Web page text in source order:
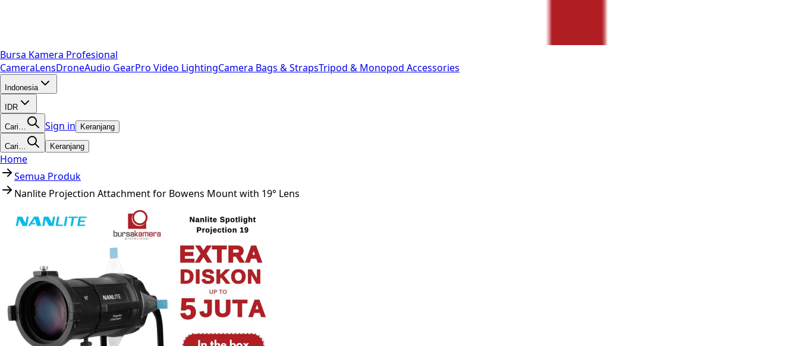
Bursa Kamera Profesional
CameraLensDroneAudio GearPro Video LightingCamera Bags & StrapsTripod & Monopod Accessories
Indonesia
IDR
Cari… Sign in Keranjang
Cari… Keranjang
Home
Semua Produk
Nanlite Projection Attachment for Bowens Mount with 19° Lens